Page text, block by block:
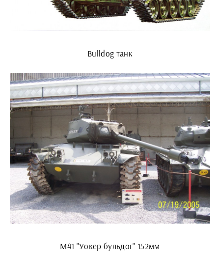
Bulldog танк
М41 "Уокер бульдог" 152мм